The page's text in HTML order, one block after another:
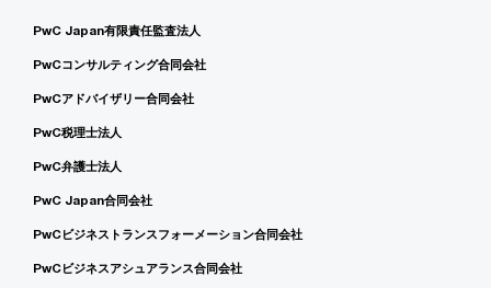
PwC Japan有限責任監査法人
PwCコンサルティング合同会社
PwCアドバイザリー合同会社
PwC税理士法人
PwC弁護士法人
PwC Japan合同会社
PwCビジネストランスフォーメーション合同会社
PwCビジネスアシュアランス合同会社